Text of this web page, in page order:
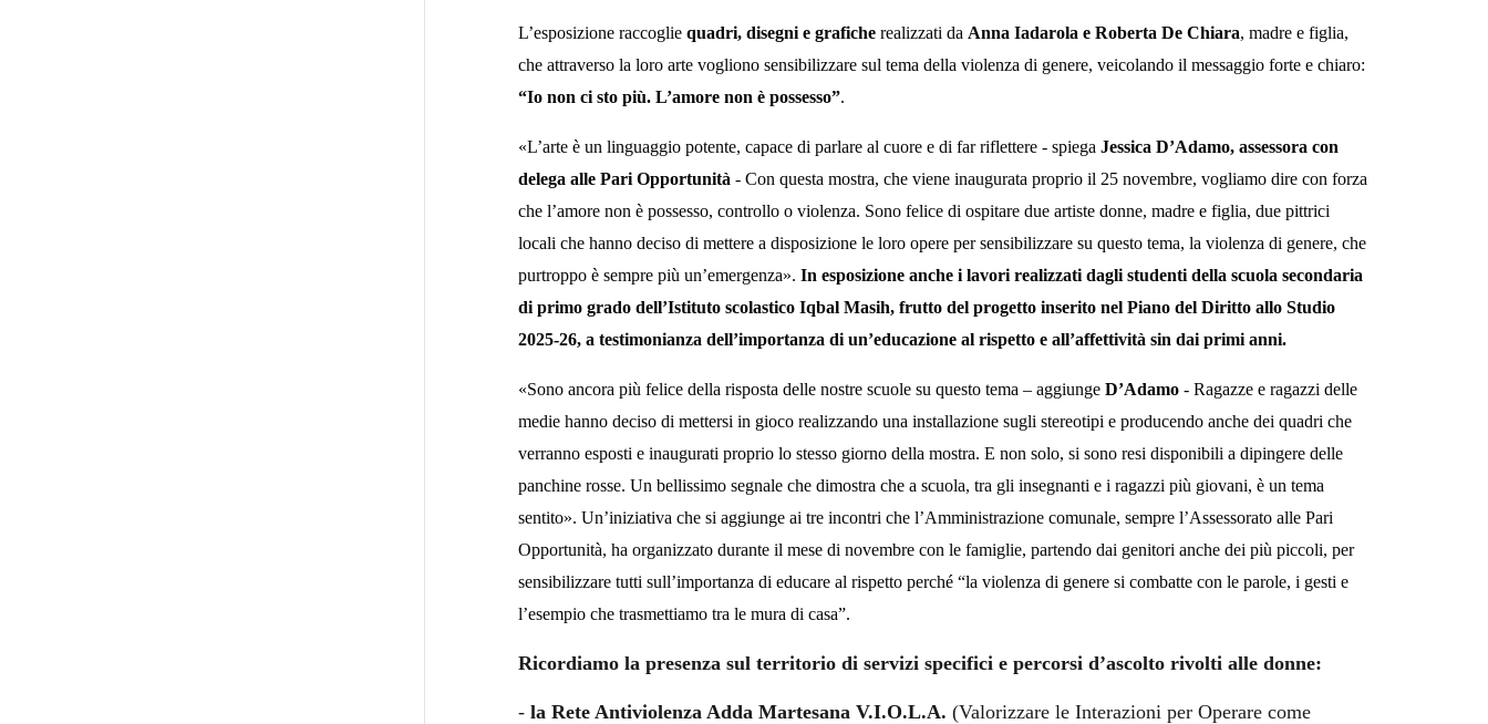
L’esposizione raccoglie quadri, disegni e grafiche realizzati da Anna Iadarola e Roberta De Chiara, madre e figlia,
che attraverso la loro arte vogliono sensibilizzare sul tema della violenza di genere, veicolando il messaggio forte e chiaro:
“Io non ci sto più. L’amore non è possesso”.
«L’arte è un linguaggio potente, capace di parlare al cuore e di far riflettere - spiega Jessica D’Adamo, assessora con
delega alle Pari Opportunità - Con questa mostra, che viene inaugurata proprio il 25 novembre, vogliamo dire con forza
che l’amore non è possesso, controllo o violenza. Sono felice di ospitare due artiste donne, madre e figlia, due pittrici
locali che hanno deciso di mettere a disposizione le loro opere per sensibilizzare su questo tema, la violenza di genere, che
purtroppo è sempre più un’emergenza». In esposizione anche i lavori realizzati dagli studenti della scuola secondaria
di primo grado dell’Istituto scolastico Iqbal Masih, frutto del progetto inserito nel Piano del Diritto allo Studio
2025-26, a testimonianza dell’importanza di un’educazione al rispetto e all’affettività sin dai primi anni.
«Sono ancora più felice della risposta delle nostre scuole su questo tema – aggiunge D’Adamo- Ragazze e ragazzi delle
medie hanno deciso di mettersi in gioco realizzando una installazione sugli stereotipi e producendo anche dei quadri che
verranno esposti e inaugurati proprio lo stesso giorno della mostra. E non solo, si sono resi disponibili a dipingere delle
panchine rosse. Un bellissimo segnale che dimostra che a scuola, tra gli insegnanti e i ragazzi più giovani, è un tema
sentito». Un’iniziativa che si aggiunge ai tre incontri che l’Amministrazione comunale, sempre l’Assessorato alle Pari
Opportunità, ha organizzato durante il mese di novembre con le famiglie, partendo dai genitori anche dei più piccoli, per
sensibilizzare tutti sull’importanza di educare al rispetto perché “la violenza di genere si combatte con le parole, i gesti e
l’esempio che trasmettiamo tra le mura di casa”.
Ricordiamo la presenza sul territorio di servizi specifici e percorsi d’ascolto rivolti alle donne:
- la Rete Antiviolenza Adda Martesana V.I.O.L.A. (Valorizzare le Interazioni per Operare come